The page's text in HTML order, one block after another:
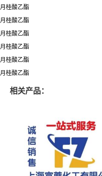
月桂酸乙酯
月桂酸乙酯
月桂酸乙酯
月桂酸乙酯
月桂酸乙酯
月桂酸乙酯
相关产品：